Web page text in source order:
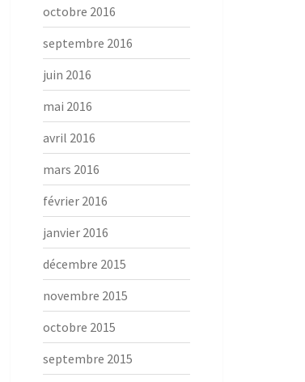
octobre 2016
septembre 2016
juin 2016
mai 2016
avril 2016
mars 2016
février 2016
janvier 2016
décembre 2015
novembre 2015
octobre 2015
septembre 2015